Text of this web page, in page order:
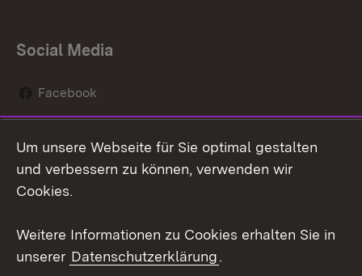
Social Media
Facebook
Social Wall
Youtube
Kontakt
Datenschutz
Um unsere Webseite für Sie optimal gestalten
und verbessern zu können, verwenden wir
Cookies.
Weitere Informationen zu Cookies erhalten Sie in
unserer Datenschutzerklärung.